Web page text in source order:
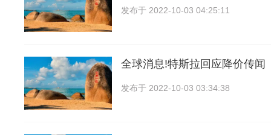
发布于 2022-10-03 04:25:11
全球消息!特斯拉回应降价传闻
发布于 2022-10-03 03:34:38